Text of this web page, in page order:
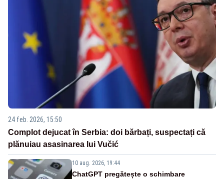
24 feb. 2026, 15:50
Complot dejucat în Serbia: doi bărbați, suspectați că
plănuiau asasinarea lui Vučić
10 aug. 2026, 19:44
ChatGPT pregătește o schimbare